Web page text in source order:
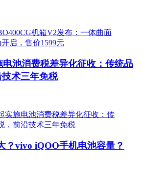
电池消费税差异化征收：传统品
术三年免税
？vivo iQOO手机电池容量？